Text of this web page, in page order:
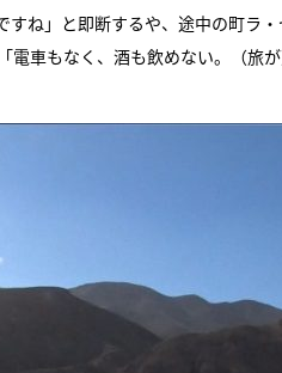
ね」と即断するや、途中の町ラ
車もなく、酒も飲めない。（旅